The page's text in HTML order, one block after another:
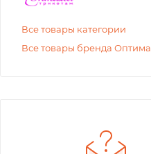
девочки
от200 ₽
Все товары категории
Все товары бренда Оптима